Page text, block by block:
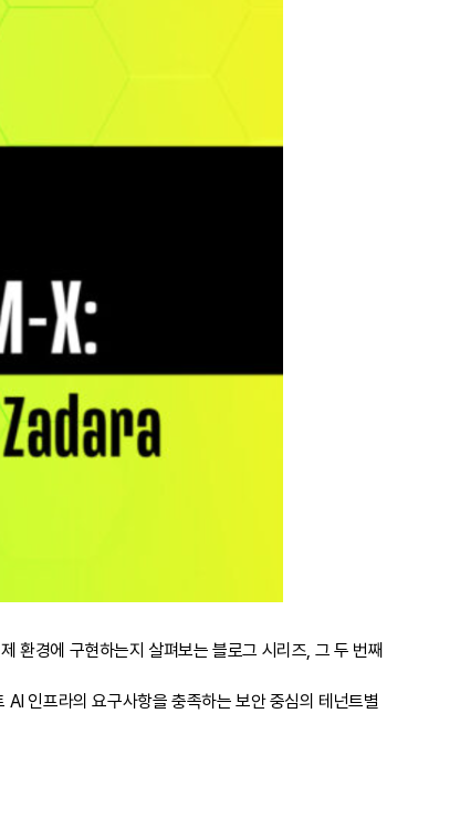
환경에 구현하는지 살펴보는 블로그 시리즈, 그 두 번째
인프라의 요구사항을 충족하는 보안 중심의 테넌트별